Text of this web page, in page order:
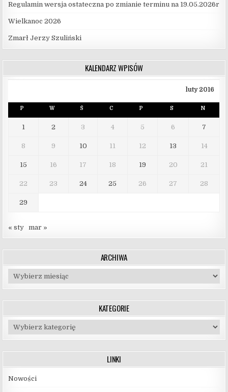
Regulamin wersja ostateczna po zmianie terminu na 19.05.2026r
Wielkanoc 2026
Zmarł Jerzy Szuliński
KALENDARZ WPISÓW
luty 2016
P W Ś C P S N
1 2 3 4 5 6 7
8 9 10 11 12 13 14
15 16 17 18 19 20 21
22 23 24 25 26 27 28
29
« sty mar »
ARCHIWA
Archiwa
KATEGORIE
Kategorie
LINKI
Nowości